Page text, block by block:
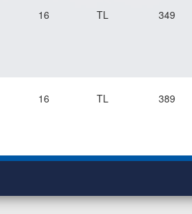
16 TL 349
16 TL 389